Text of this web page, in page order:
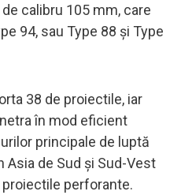
calibru 105 mm, care
94, sau Type 88 și Type
38 de proiectile, iar
în mod eficient
principale de luptă
de Sud și Sud-Vest
perforante.